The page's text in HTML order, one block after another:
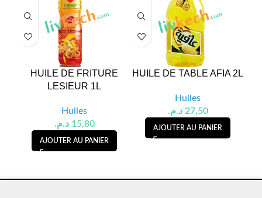
HUILE DE FRITURE
LESIEUR 1L
Huiles
15,80 د.م.
AJOUTER AU PANIER
HUILE DE TABLE AFIA 2L
Huiles
27,50 د.م.
AJOUTER AU PANIER